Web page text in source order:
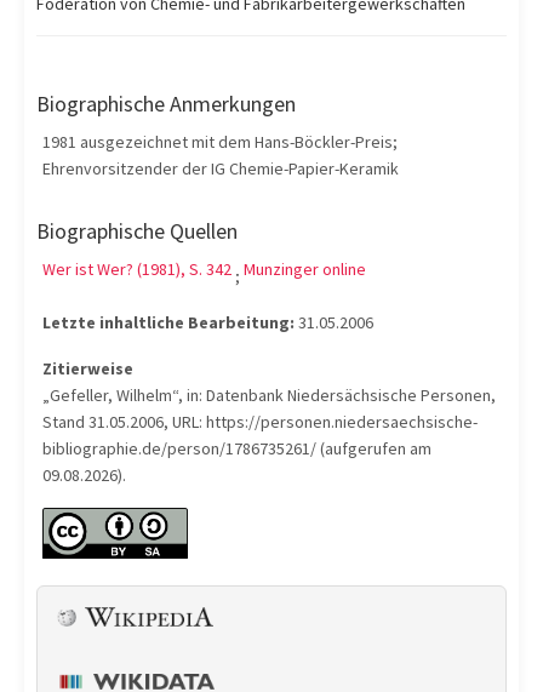
Biographische Anmerkungen
1981 ausgezeichnet mit dem Hans-Böckler-Preis;
Ehrenvorsitzender der IG Chemie-Papier-Keramik
Biographische Quellen
Wer ist Wer? (1981), S. 342 ; Munzinger online
Letzte inhaltliche Bearbeitung: 31.05.2006
Zitierweise
„Gefeller, Wilhelm“, in: Datenbank Niedersächsische Personen,
Stand 31.05.2006, URL: https://personen.niedersaechsische-
bibliographie.de/person/1786735261/ (aufgerufen am
09.08.2026).